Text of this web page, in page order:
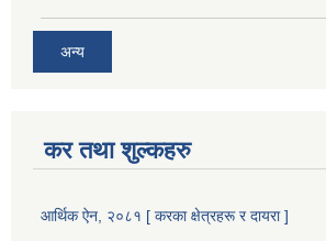
अन्य
कर तथा शुल्कहरु
आर्थिक ऐन, २०८१ [ करका क्षेत्रहरू र दायरा ]